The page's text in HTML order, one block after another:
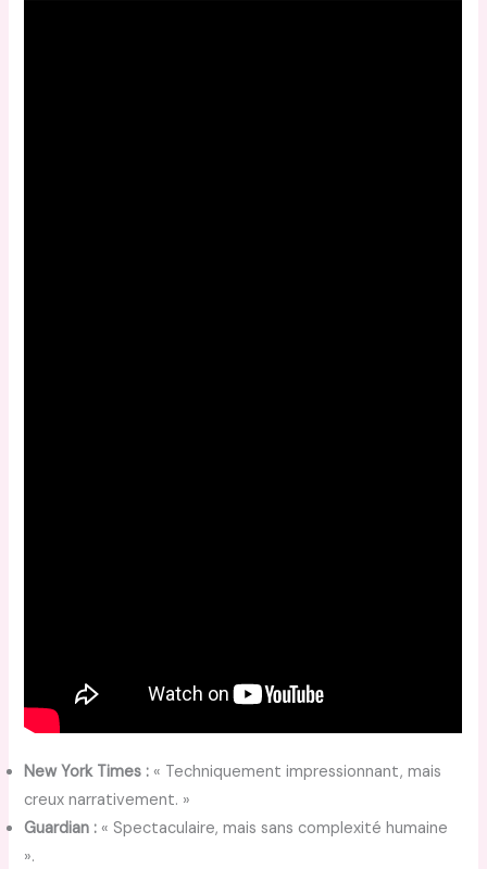
New York Times : « Techniquement impressionnant, mais
creux narrativement. »
Guardian : « Spectaculaire, mais sans complexité humaine
».